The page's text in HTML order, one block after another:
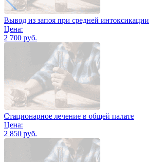
Вывод из запоя при средней интоксикации
Цена:
2 700 руб.
Стационарное лечение в общей палате
Цена:
2 850 руб.